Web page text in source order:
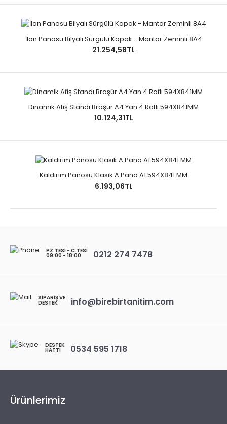
İlan Panosu Bilyalı Sürgülü Kapak - Mantar Zeminli 8A4
21.254,58TL
Dinamik Afiş Standı Broşür A4 Yan 4 Raflı 594X841MM
10.124,31TL
Kaldırım Panosu Klasik A Pano A1 594X841 MM
6.193,06TL
PZ.TESI - C.TESI
09:00 - 18:00 0212 274 7478
SIPARIŞ VE
DESTEK info@birebirtanitim.com
DESTEK
HATTI 0534 595 1718
Ürünlerimiz